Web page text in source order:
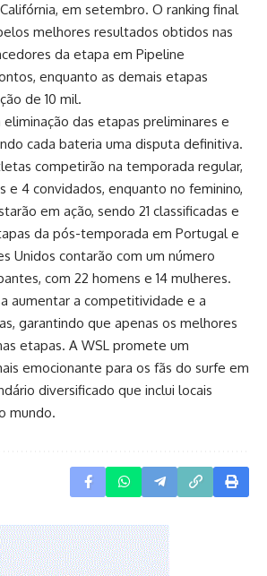
em setembro. O ranking final
melhores resultados obtidos nas
da etapa em Pipeline
enquanto as demais etapas
de 10 mil.
das etapas preliminares e
cada bateria uma disputa definitiva.
competirão na temporada regular,
e 4 convidados, enquanto no feminino,
em ação, sendo 21 classificadas e
da pós-temporada em Portugal e
Unidos contarão com um número
com 22 homens e 14 mulheres.
aumentar a competitividade e a
garantindo que apenas os melhores
etapas. A WSL promete um
emocionante para os fãs do surfe em
diversificado que inclui locais
mundo.